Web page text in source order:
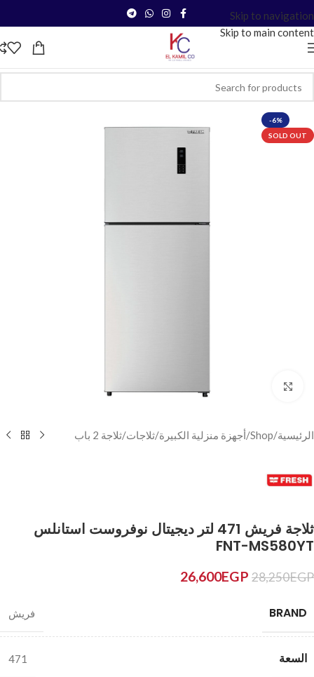
Skip to navigation
Skip to main content
-6%
SOLD OUT
الرئيسية/
Shop
/أجهزة منزلية الكبيرة/ثلاجات/ثلاجة 2 باب
ثلاجة فريش 471 لتر ديجيتال نوفروست استانلس
FNT-MS580YT
28,250EGP
26,600EGP
BRAND فريش
السعة 471